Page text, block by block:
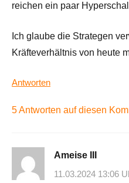
reichen ein paar
Ich glaube die Strategen
Kräfteverhältnis von heute
Antworten
5 Antworten auf diesen
Ameise III
11.03.2024 13:06